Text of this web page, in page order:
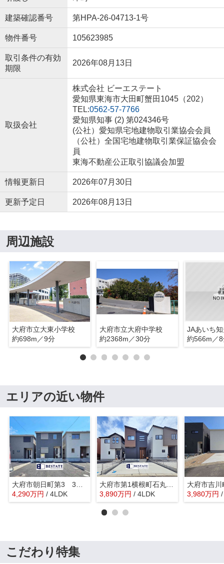
建築確認番号 第HPA-26-04713-1号
物件番号 105623985
取引条件の有効
期限
2026年08月13日
取扱会社
株式会社 ビーエステート
愛知県東海市大田町蟹田1045（202）
TEL:0562-57-7766
愛知県知事 (2) 第024346号
(公社）愛知県宅地建物取引業協会会員
（公社）全国宅地建物取引業保証協会会
員
東海不動産公正取引協議会加盟
情報更新日 2026年07月30日
更新予定日 2026年08月13日
周辺施設
大府市立大東小学校
約698m／9分
大府市立大府中学校
約2368m／30分
約566m／
エリアの近い物件
4,290万円 / 4LDK
大府市第1横根町石丸2号棟【仲介手数料0円】
3,890万円 / 4LDK 3,980万円
こだわり特集